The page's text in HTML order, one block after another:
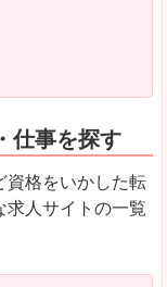
仕事を探す
資格をいかした転
求人サイトの一覧